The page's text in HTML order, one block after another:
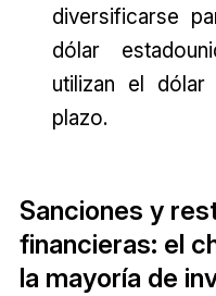
diversificarse
dólar
utilizan el
plazo.
Sanciones y
financieras: el
la mayoría de